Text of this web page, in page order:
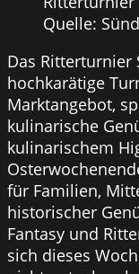
Quelle:
Das Ritterturnier
hochkarätige
Marktangebot,
kulinarische
kulinarischem
für Familien,
historischer
Fantasy und
sich dieses